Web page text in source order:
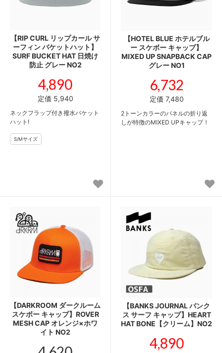
【RIP CURL リップカール サ
ーフィン バケットハット】
SURF BUCKET HAT 日焼け
防止 グレー NO2
4,890
定価 5,940
ネックフラップ付き撥水バケット
ハット!
【HOTEL BLUE ホテルブル
ー スケボー キャップ】
MIXED UP SNAPBACK CAP
グレー NO1
6,732
定価 7,480
2トーンカラーのパネルの折り返
しが特徴のMIXED UPキャップ！
【DARKROOM ダークルーム
スケボー キャップ】ROVER
MESH CAP オレンジ×ホワ
イト NO2
【BANKS JOURNAL バンク
ス サーフ キャップ】HEART
HAT BONE【クリーム】NO2
4,890